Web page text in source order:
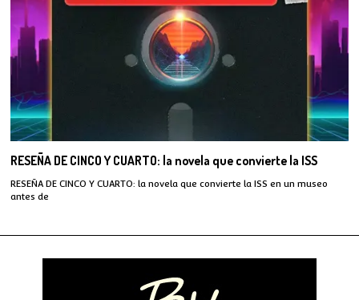
RESEÑA DE CINCO Y CUARTO: la novela que convierte la ISS
RESEÑA DE CINCO Y CUARTO: la novela que convierte la ISS en un museo
antes de